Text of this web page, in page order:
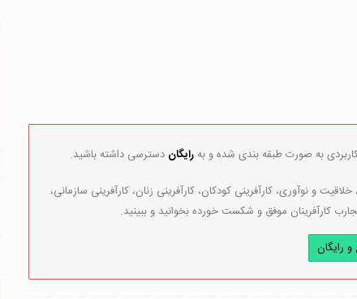
به صورت طبقه بندی شده و بهرایگان دسترسی داشته باشید.
و نوآوری، کارآفرینی کودکان، کارآفرینی زنان، کارآفرینی سازمانی،
کارآفرینان موفق و شکست خورده بخوانید و ببینید.
رایگان